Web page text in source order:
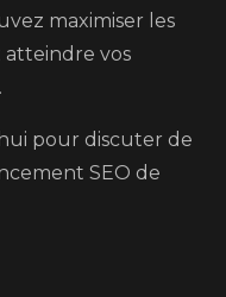
maximiser les
atteindre vos
pour discuter de
SEO de